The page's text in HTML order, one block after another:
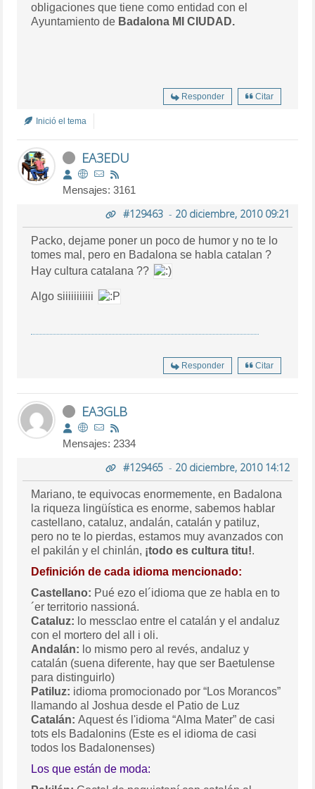
obligaciones que tiene como entidad con el
Ayuntamiento de Badalona MI CIUDAD.
Responder Citar
Inició el tema
EA3EDU
Mensajes: 3161
#129463- 20 diciembre, 2010 09:21
Packo, dejame poner un poco de humor y no te lo
tomes mal, pero en Badalona se habla catalan ?
Hay cultura catalana ??
Algo siiiiiiiiiii
Responder Citar
EA3GLB
Mensajes: 2334
#129465- 20 diciembre, 2010 14:12
Mariano, te equivocas enormemente, en Badalona
la riqueza lingüística es enorme, sabemos hablar
castellano, cataluz, andalán, catalán y patiluz,
pero no te lo pierdas, estamos muy avanzados con
el pakilán y el chinlán, ¡todo es cultura titu!.
Definición de cada idioma mencionado:
Castellano: Pué ezo el´idioma que ze habla en to
´er territorio nassioná.
Cataluz: lo messclao entre el catalán y el andaluz
con el mortero del all i oli.
Andalán: lo mismo pero al revés, andaluz y
catalán (suena diferente, hay que ser Baetulense
para distinguirlo)
Patiluz: idioma promocionado por “Los Morancos”
llamando al Joshua desde el Patio de Luz
Catalán: Aquest és l'idioma “Alma Mater” de casi
tots els Badalonins (Este es el idioma de casi
todos los Badalonenses)
Los que están de moda: